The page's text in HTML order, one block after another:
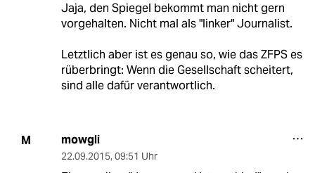
Jaja, den Spiegel bekommt man nicht gern
vorgehalten. Nicht mal als "linker" Journalist.
Letztlich aber ist es genau so, wie das ZFPS es
rüberbringt: Wenn die Gesellschaft scheitert,
sind alle dafür verantwortlich.
M mowgli
22.09.2015, 09:51 Uhr